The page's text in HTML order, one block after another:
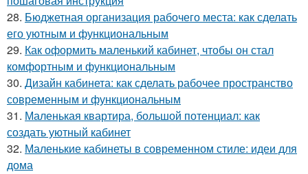
28. Бюджетная организация рабочего места: как сделать
его уютным и функциональным
29. Как оформить маленький кабинет, чтобы он стал
комфортным и функциональным
30. Дизайн кабинета: как сделать рабочее пространство
современным и функциональным
31. Маленькая квартира, большой потенциал: как
создать уютный кабинет
32. Маленькие кабинеты в современном стиле: идеи для
дома